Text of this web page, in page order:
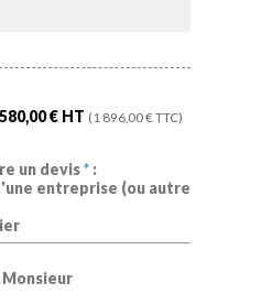
€ HT ( 1 896,00€ TTC)
un devis* :
entreprise (ou autre
Monsieur